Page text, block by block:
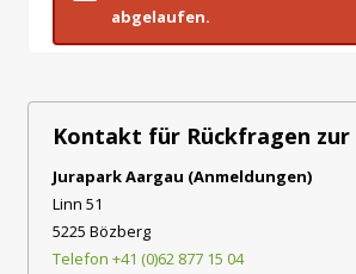
abgelaufen.
Kontakt für Rückfragen zur
Jurapark Aargau (Anmeldungen)
Linn 51
5225 Bözberg
Telefon +41 (0)62 877 15 04